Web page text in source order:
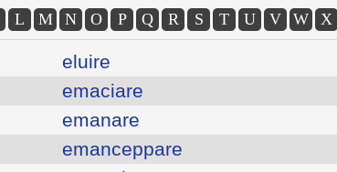
L M N O P Q R S T U V W X
eluire
emaciare
emanare
emanceppare